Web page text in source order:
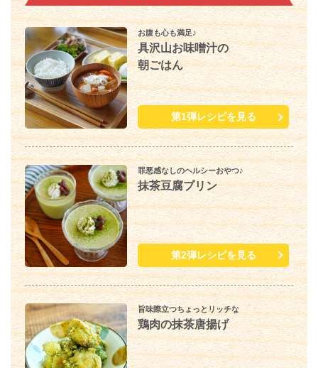
お腹も心も満足♪
具沢山お味噌汁の
朝ごはん
第1弾レシピを見る
罪悪感なしのヘルシーおやつ♪
抹茶豆腐プリン
第2弾レシピを見る
旨味際立つちょっとリッチな
鶏肉の抹茶唐揚げ